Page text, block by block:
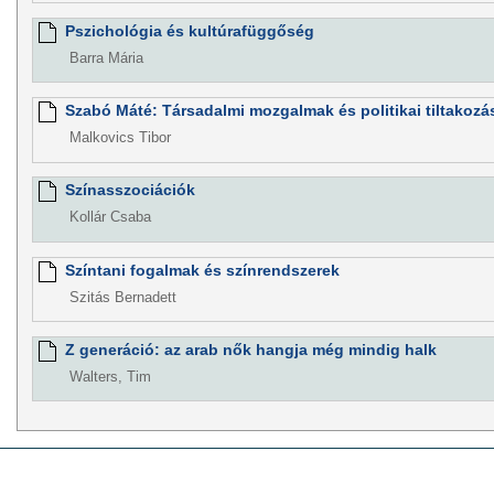
Pszichológia és kultúrafüggőség
Barra Mária
Szabó Máté: Társadalmi mozgalmak és politikai
Malkovics Tibor
Színasszociációk
Kollár Csaba
Színtani fogalmak és színrendszerek
Szitás Bernadett
Z generáció: az arab nők hangja még mindig halk
Walters, Tim